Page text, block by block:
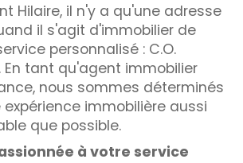
Hilaire, il n'y a qu'une adresse
il s'agit d'immobilier de
personnalisé : C.O.
En tant qu'agent immobilier
nous sommes déterminés
immobilière aussi
que possible.
à votre service
LES CRITÈRES
PARKING PISCINE
PAR